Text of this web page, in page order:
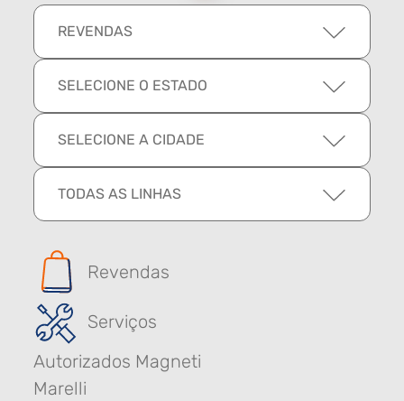
REVENDAS
SELECIONE O ESTADO
SELECIONE A CIDADE
TODAS AS LINHAS
Revendas
Serviços
Autorizados Magneti
Marelli